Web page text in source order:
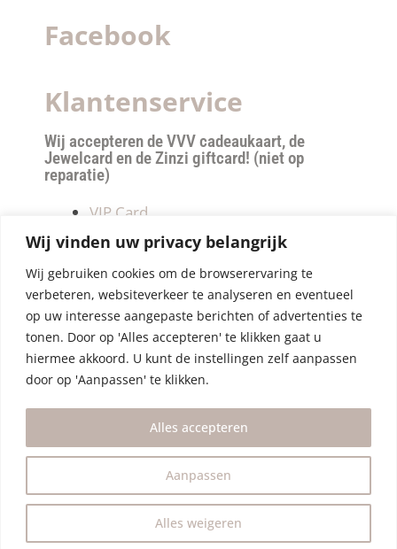
Wij vinden uw privacy belangrijk
Wij gebruiken cookies om de browserervaring te
verbeteren, websiteverkeer te analyseren en eventueel
op uw interesse aangepaste berichten of advertenties te
tonen. Door op 'Alles accepteren' te klikken gaat u
hiermee akkoord. U kunt de instellingen zelf aanpassen
door op 'Aanpassen' te klikken.
Aanpassen
Alles weigeren
Alles accepteren
Facebook
Klantenservice
Wij accepteren de VVV cadeaukaart, de
Jewelcard en de Zinzi giftcard! (niet op
reparatie)
VIP Card
Retourneren
Betalen & verzendkosten
Privacy Policy
Algemene Voorwaarden